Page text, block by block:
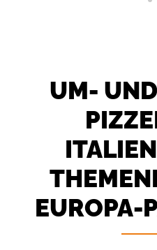
UM-
EUROPA-